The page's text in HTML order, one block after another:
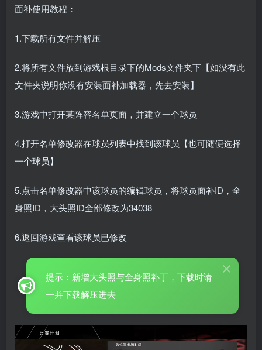
面补使用教程：
1.下载所有文件并解压
2.将所有文件放到游戏根目录下的Mods文件夹下【如没有此
文件夹说明你没有安装面补加载器，先去安装】
3.游戏中打开某阵容名单页面，并建立一个球员
4.打开名单修改器在球员列表中找到该球员【也可随便选择
一个球员】
5.点击名单修改器中该球员的编辑球员，将球员面补ID，全
身照ID，大头照ID全部修改为34038
6.返回游戏查看该球员已修改
提示：新增大头照与全身照补丁，下载时请
一并下载解压进去